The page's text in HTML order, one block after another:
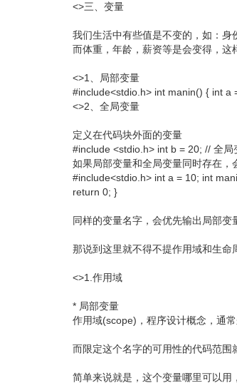
<>三、变量
我们生活中有些值是不变的，如：
而体重，年龄，薪资等是会变得，这
<>1、局部变量
#include<stdio.h> int manin() { int a
<>2、全局变量
定义在代码块外面的变量
#include <stdio.h> int b = 20; // 全
如果局部变量和全局变量同时存在
#include<stdio.h> int a = 10; int
return 0; }
同样的变量名字，会优先输出局部变
那说到这里就不得不提作用域和生命
<>1.作用域
* 局部变量
作用域(scope)，程序设计概念，通
而限定这个名字的可用性的代码范围
简单来说就是，这个变量哪里可以用